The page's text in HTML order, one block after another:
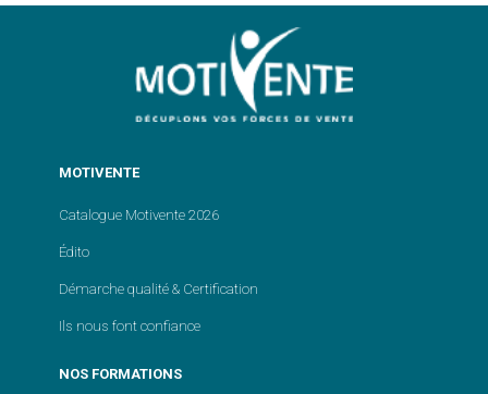
MOTIVENTE
Catalogue Motivente 2026
Édito
Démarche qualité & Certification
Ils nous font confiance
NOS FORMATIONS